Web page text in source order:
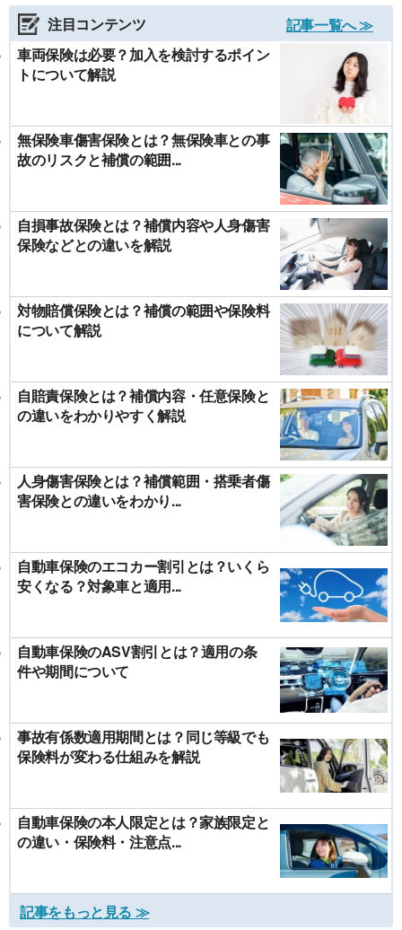
注目コンテンツ
記事一覧へ ≫
車両保険は必要？加入を検討するポイン
トについて解説
無保険車傷害保険とは？無保険車との事
故のリスクと補償の範囲...
自損事故保険とは？補償内容や人身傷害
保険などとの違いを解説
対物賠償保険とは？補償の範囲や保険料
について解説
自賠責保険とは？補償内容・任意保険と
の違いをわかりやすく解説
人身傷害保険とは？補償範囲・搭乗者傷
害保険との違いをわかり...
自動車保険のエコカー割引とは？いくら
安くなる？対象車と適用...
自動車保険のASV割引とは？適用の条
件や期間について
事故有係数適用期間とは？同じ等級でも
保険料が変わる仕組みを解説
自動車保険の本人限定とは？家族限定と
の違い・保険料・注意点...
記事をもっと見る ≫